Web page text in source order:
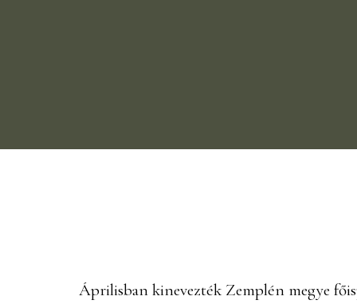
Áprilisban kinevezték Zemplén megye